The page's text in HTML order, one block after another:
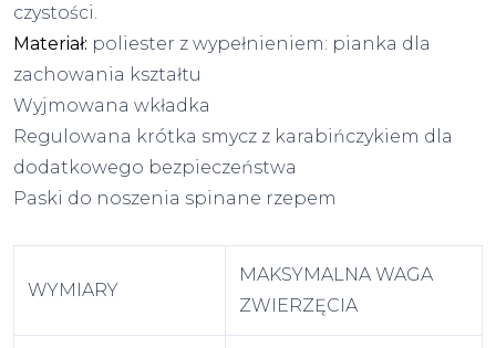
czystości.
Materiał: poliester z wypełnieniem: pianka dla
zachowania kształtu
Wyjmowana wkładka
Regulowana krótka smycz z karabińczykiem dla
dodatkowego bezpieczeństwa
Paski do noszenia spinane rzepem
WYMIARY
MAKSYMALNA WAGA
ZWIERZĘCIA